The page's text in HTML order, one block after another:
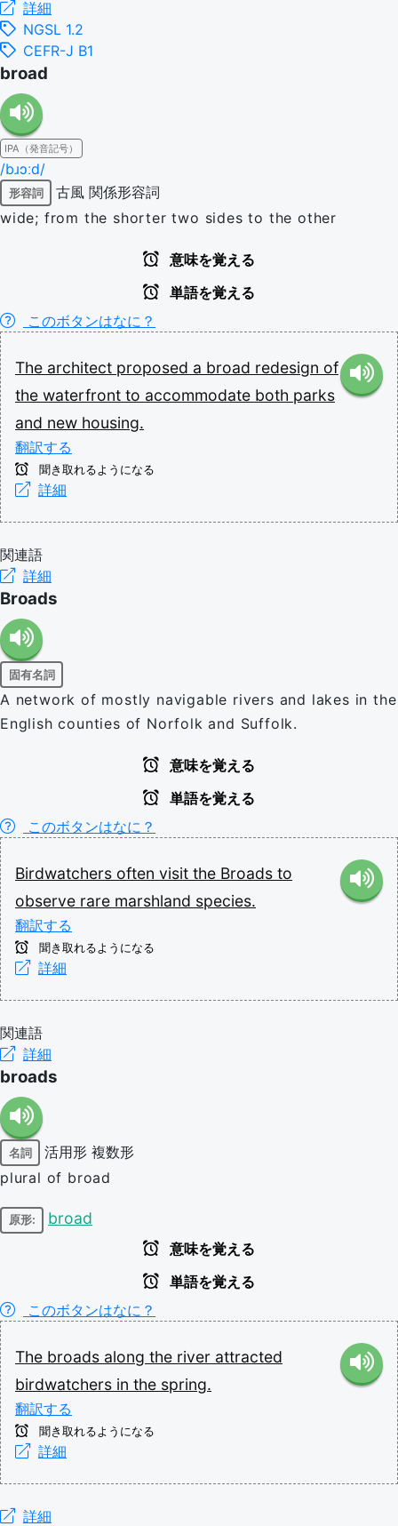
詳細
NGSL 1.2
CEFR-J B1
broad
IPA（発音記号）
/bɹɔːd/
形容詞 古風 関係形容詞
wide; from the shorter two sides to the other
意味を覚える
単語を覚える
このボタンはなに？
The architect proposed a broad redesign of
the waterfront to accommodate both parks
and new housing.
翻訳する
聞き取れるようになる
詳細
関連語
詳細
Broads
固有名詞
A network of mostly navigable rivers and lakes in the
English counties of Norfolk and Suffolk.
意味を覚える
単語を覚える
このボタンはなに？
Birdwatchers often visit the Broads to
observe rare marshland species.
翻訳する
聞き取れるようになる
詳細
関連語
詳細
broads
名詞 活用形 複数形
plural of broad
原形: broad
意味を覚える
単語を覚える
このボタンはなに？
The broads along the river attracted
birdwatchers in the spring.
翻訳する
聞き取れるようになる
詳細
詳細